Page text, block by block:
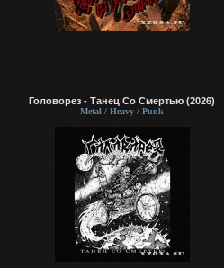
Головорез - Tанец Со Смертью (2026)
Metal / Heavy / Punk